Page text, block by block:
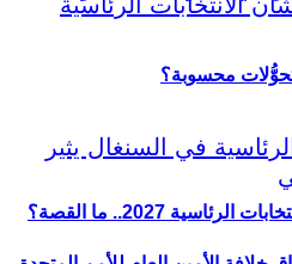
2027.. ما القصة؟
تحوُّلات محسوبة؟